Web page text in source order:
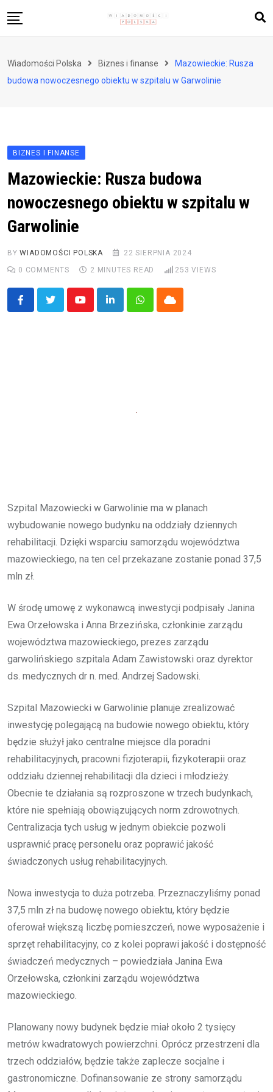
to
Zdrowie i styl życia
Wiadomości Polska Biznes i finanse
Mazowieckie: Rusza
budowa nowoczesnego obiektu w szpitalu w Garwolinie
BIZNES I FINANSE
Mazowieckie: Rusza budowa
nowoczesnego obiektu w szpitalu w
Garwolinie
BYWIADOMOŚCI POLSKA
22 SIERPNIA 2024
0 COMMENTS 2 MINUTES READ 253 VIEWS
YoutubeLinkedInWhatsappCloud
Szpital Mazowiecki w Garwolinie ma w planach
wybudowanie nowego budynku na oddziały dziennych
rehabilitacji. Dzięki wsparciu samorządu województwa
mazowieckiego, na ten cel przekazane zostanie ponad 37,5
mln zł.
W środę umowę z wykonawcą inwestycji podpisały Janina
Ewa Orzełowska i Anna Brzezińska, członkinie zarządu
województwa mazowieckiego, prezes zarządu
garwolińskiego szpitala Adam Zawistowski oraz dyrektor
ds. medycznych dr n. med. Andrzej Sadowski.
Szpital Mazowiecki w Garwolinie planuje zrealizować
inwestycję polegającą na budowie nowego obiektu, który
będzie służył jako centralne miejsce dla poradni
rehabilitacyjnych, pracowni fizjoterapii, fizykoterapii oraz
oddziału dziennej rehabilitacji dla dzieci i młodzieży.
Obecnie te działania są rozproszone w trzech budynkach,
które nie spełniają obowiązujących norm zdrowotnych.
Centralizacja tych usług w jednym obiekcie pozwoli
usprawnić pracę personelu oraz poprawić jakość
świadczonych usług rehabilitacyjnych.
Nowa inwestycja to duża potrzeba. Przeznaczyliśmy ponad
37,5 mln zł na budowę nowego obiektu, który będzie
oferował większą liczbę pomieszczeń, nowe wyposażenie i
sprzęt rehabilitacyjny, co z kolei poprawi jakość i dostępność
świadczeń medycznych – powiedziała Janina Ewa
Orzełowska, członkini zarządu województwa
mazowieckiego.
Planowany nowy budynek będzie miał około 2 tysięcy
metrów kwadratowych powierzchni. Oprócz przestrzeni dla
trzech oddziałów, będzie także zaplecze socjalne i
gastronomiczne. Dofinansowanie ze strony samorządu